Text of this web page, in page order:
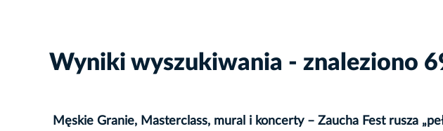
Wyniki wyszukiwania - znaleziono
Męskie Granie, Masterclass, mural i koncerty – Zaucha Fest rusza